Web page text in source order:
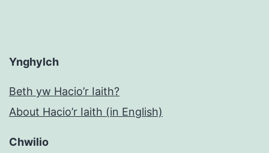
Ynghylch
Beth yw Hacio’r Iaith?
About Hacio’r Iaith (in English)
Chwilio